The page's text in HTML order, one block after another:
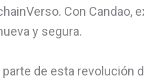
Con Candao,
y segura.
de esta revolución